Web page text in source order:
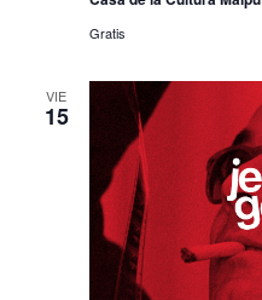
Gratis
VIE
15